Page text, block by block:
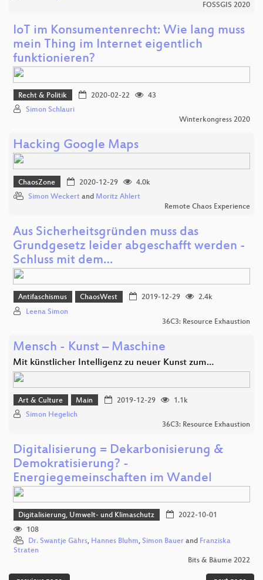
FOSSGIS 2020
IoT im Konsumentenrecht: Wie lang muss
mein Thing im Internet eigentlich
funktionieren?
Recht & Politik 2020-02-22
43
Simon Schlauri
Winterkongress 2020
Hacking Google Maps
ChaosZone 2020-12-29
4.0k
Simon Weckert and Moritz Ahlert
Remote Chaos Experience
Aus Sicherheitsgründen muss das
Grundgesetz leider abgeschafft werden -
Schluss mit dem…
Antifaschismus ChaosWest 2019-12-29
2.4k
Leena Simon
36C3: Resource Exhaustion
Mensch - Kunst – Maschine
Mit künstlicher Intelligenz zu neuer Kunst zum…
Art & Culture Main 2019-12-29
1.1k
Simon Hegelich
36C3: Resource Exhaustion
Digitalisierung = Dekarbonisierung &
Demokratisierung? -
Energiegemeinschaften im Wandel
Digitalisierung, Umwelt- und Klimaschutz
2022-10-01
108
Dr. Swantje Gährs, Hannes Bluhm, Simon Bauer and Franziska
Straten
Bits & Bäume 2022